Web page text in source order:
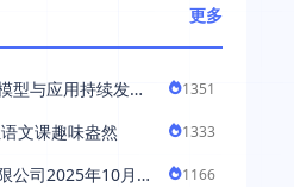
更多
型与应用持续发展
1351
文课趣味盎然 1333
公司2025年10月落
1166